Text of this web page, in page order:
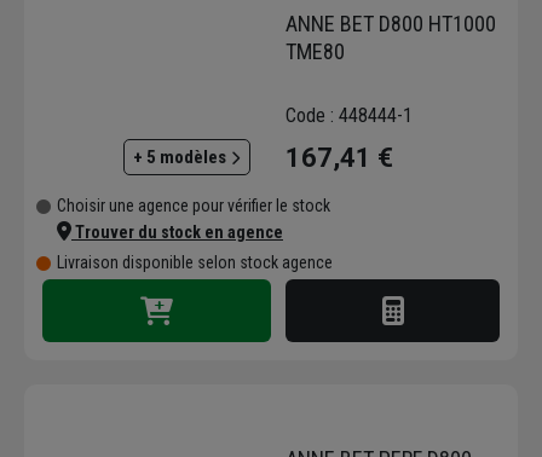
+ 5 modèles
ANNE BET D800 HT1000
TME80
Code : 448444-1
167,41 €
Choisir une agence pour vérifier le stock
Trouver du stock en agence
Livraison disponible selon stock agence